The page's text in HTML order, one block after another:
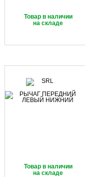
Товар в наличии
на складе
Товар в наличии
на складе